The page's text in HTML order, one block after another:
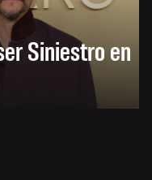
Siniestro en